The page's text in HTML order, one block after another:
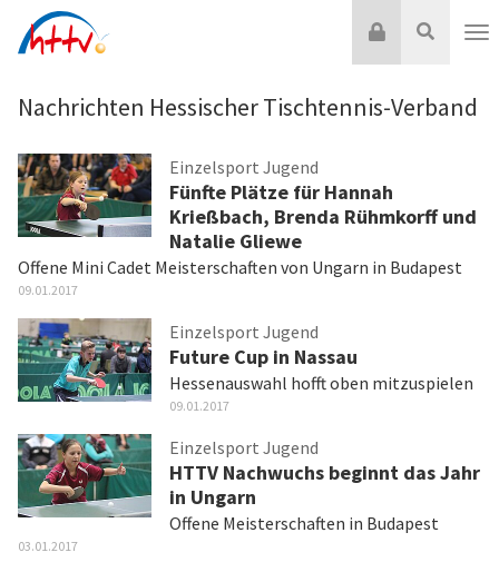
Inhalt
Suche
Login
Nachrichten Hessischer Tischtennis-Verband
Einzelsport Jugend
Fünfte Plätze für Hannah
Krießbach, Brenda Rühmkorff und
Natalie Gliewe
Offene Mini Cadet Meisterschaften von Ungarn in Budapest
09.01.2017
Einzelsport Jugend
Future Cup in Nassau
Hessenauswahl hofft oben mitzuspielen
09.01.2017
Einzelsport Jugend
HTTV Nachwuchs beginnt das Jahr
in Ungarn
Offene Meisterschaften in Budapest
03.01.2017